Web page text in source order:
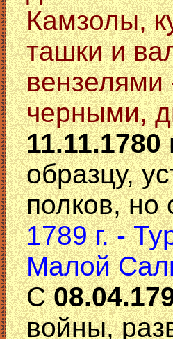
Камзолы,
ташки и
вензелями
черными,
11.11.1780
образцу,
полков, но
1789 г. -
Малой
С
войны,